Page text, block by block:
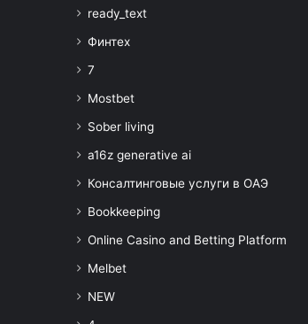
ready_text
Финтех
7
Mostbet
Sober living
a16z generative ai
Консалтинговые услуги в ОАЭ
Bookkeeping
Online Casino and Betting Platform
Melbet
NEW